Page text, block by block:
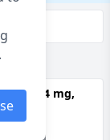
ml, 14 mg,